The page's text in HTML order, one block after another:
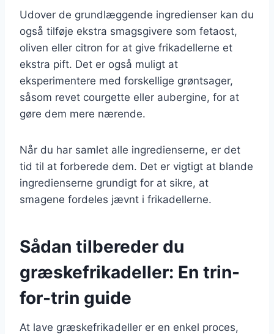
Udover de grundlæggende ingredienser kan du
også tilføje ekstra smagsgivere som fetaost,
oliven eller citron for at give frikadellerne et
ekstra pift. Det er også muligt at
eksperimentere med forskellige grøntsager,
såsom revet courgette eller aubergine, for at
gøre dem mere nærende.
Når du har samlet alle ingredienserne, er det
tid til at forberede dem. Det er vigtigt at blande
ingredienserne grundigt for at sikre, at
smagene fordeles jævnt i frikadellerne.
Sådan tilbereder du
græskefrikadeller: En trin-
for-trin guide
At lave græskefrikadeller er en enkel proces,